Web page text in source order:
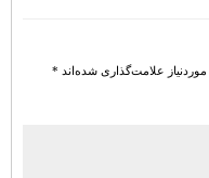
علامت‌گذاری شده‌اند *